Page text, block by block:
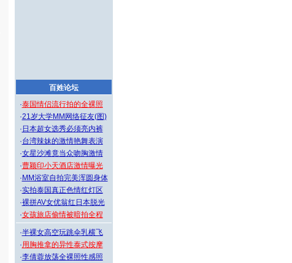
百姓论坛
·泰国情侣流行拍的全裸照
·21岁大学MM网络征友(图)
· 日本超女选秀必须亮内裤
·台湾辣妹的激情艳舞表演
·女星沙滩竟当众吻胸激情
·曹颖印小天酒店激情曝光
· MM浴室自拍完美浑圆身体
·实拍泰国真正色情红灯区
·裸拼AV女优翁红日本脱光
·女孩旅店偷情被暗拍全程
·半裸女高空玩跳伞乳横飞
·用胸推拿的异性泰式按摩
·李倩蓉放荡全裸照性感照